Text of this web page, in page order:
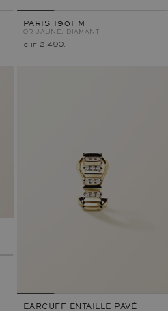
PARIS 1901 M
OR JAUNE, DIAMANT
chf 2'490.–
EARCUFF ENTAILLE PAVÉ